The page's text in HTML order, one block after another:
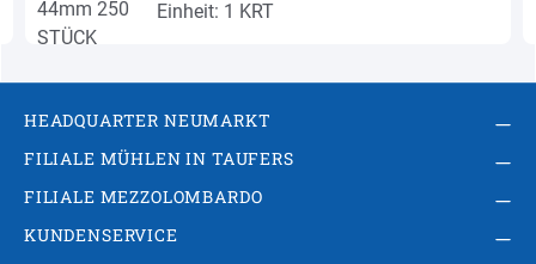
Einheit: 1 KRT
HEADQUARTER NEUMARKT
FILIALE MÜHLEN IN TAUFERS
FILIALE MEZZOLOMBARDO
KUNDENSERVICE